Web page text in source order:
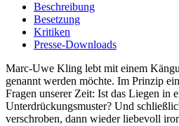
Beschreibung
Besetzung
Kritiken
Presse-Downloads
Marc-Uwe Kling lebt mit einem
genannt werden möchte. Im Prinzip
Fragen unserer Zeit: Ist das Liegen in
Unterdrückungsmuster? Und
verschroben, dann wieder liebevoll